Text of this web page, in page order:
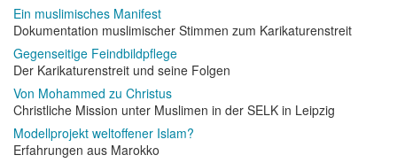
Ein muslimisches Manifest
Dokumentation muslimischer Stimmen zum Karikaturenstreit
Gegenseitige Feindbildpflege
Der Karikaturenstreit und seine Folgen
Von Mohammed zu Christus
Christliche Mission unter Muslimen in der SELK in Leipzig
Modellprojekt weltoffener Islam?
Erfahrungen aus Marokko